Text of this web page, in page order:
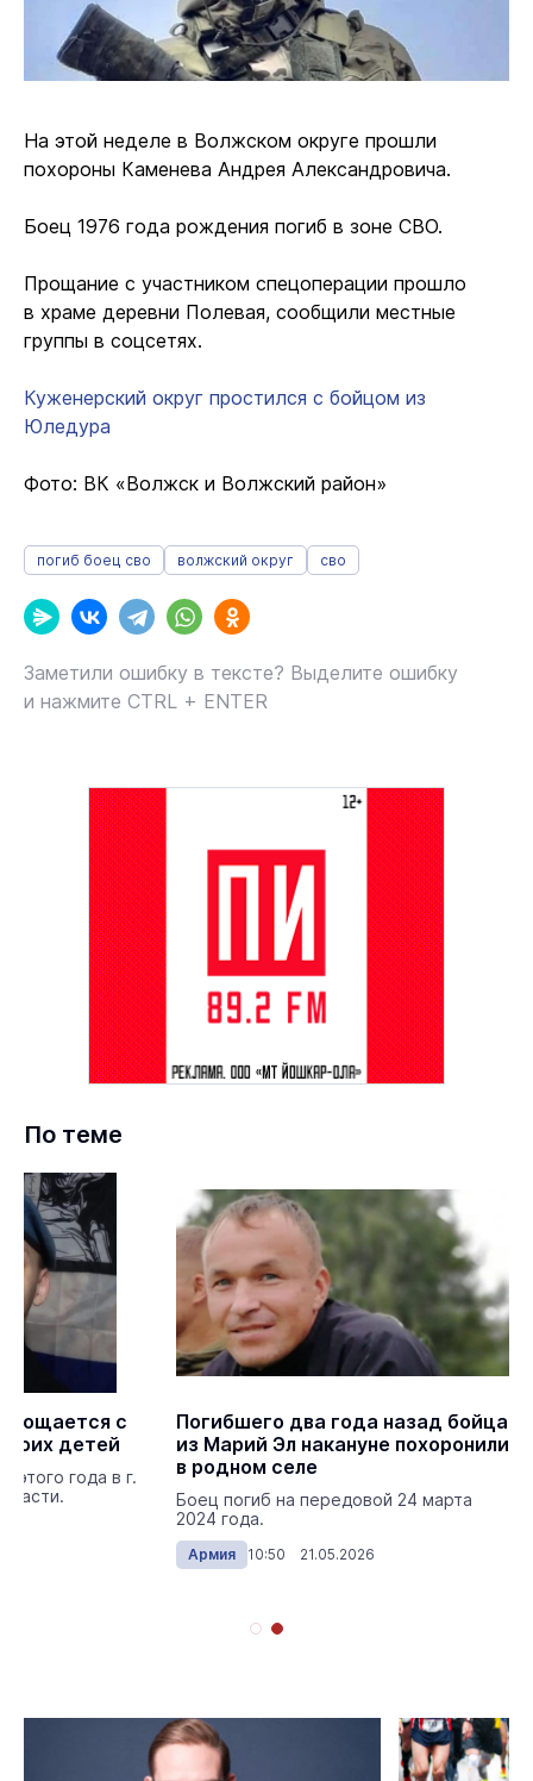
На этой неделе в Волжском округе прошли
похороны Каменева Андрея Александровича.
Боец 1976 года рождения погиб в зоне СВО.
Прощание с участником спецоперации прошло
в храме деревни Полевая, сообщили местные
группы в соцсетях.
Куженерский округ простился с бойцом из
Юледура
Фото: ВК «Волжск и Волжский район»
погиб боец сво волжский округ сво
Заметили ошибку в тексте? Выделите ошибку
и нажмите CTRL + ENTER
По теме
с
детей
этого года в г.
Погибшего два года назад бойца
из Марий Эл накануне похоронили
в родном селе
Боец погиб на передовой 24 марта
2024 года.
Армия 10:50 21.05.2026